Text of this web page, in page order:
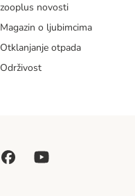
zooplus novosti
Magazin o ljubimcima
Otklanjanje otpada
Održivost